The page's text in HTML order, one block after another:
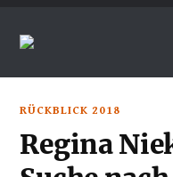
RÜCKBLICK 2018
Regina